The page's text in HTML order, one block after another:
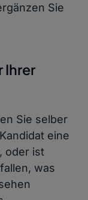
Sie
Ihrer
Sie selber
eine
oder ist
was